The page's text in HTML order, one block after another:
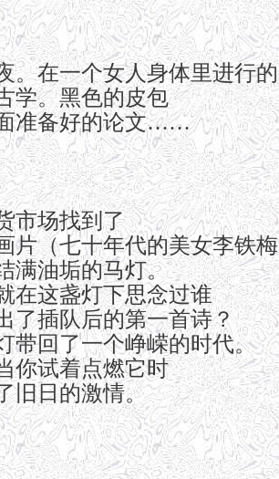
。在一个女人身体里进行的
学。黑色的皮包
准备好的论文……
市场找到了
片（七十年代的美女李铁
满油垢的马灯。
在这盏灯下思念过谁
了插队后的第一首诗？
带回了一个峥嵘的时代。
你试着点燃它时
旧日的激情。